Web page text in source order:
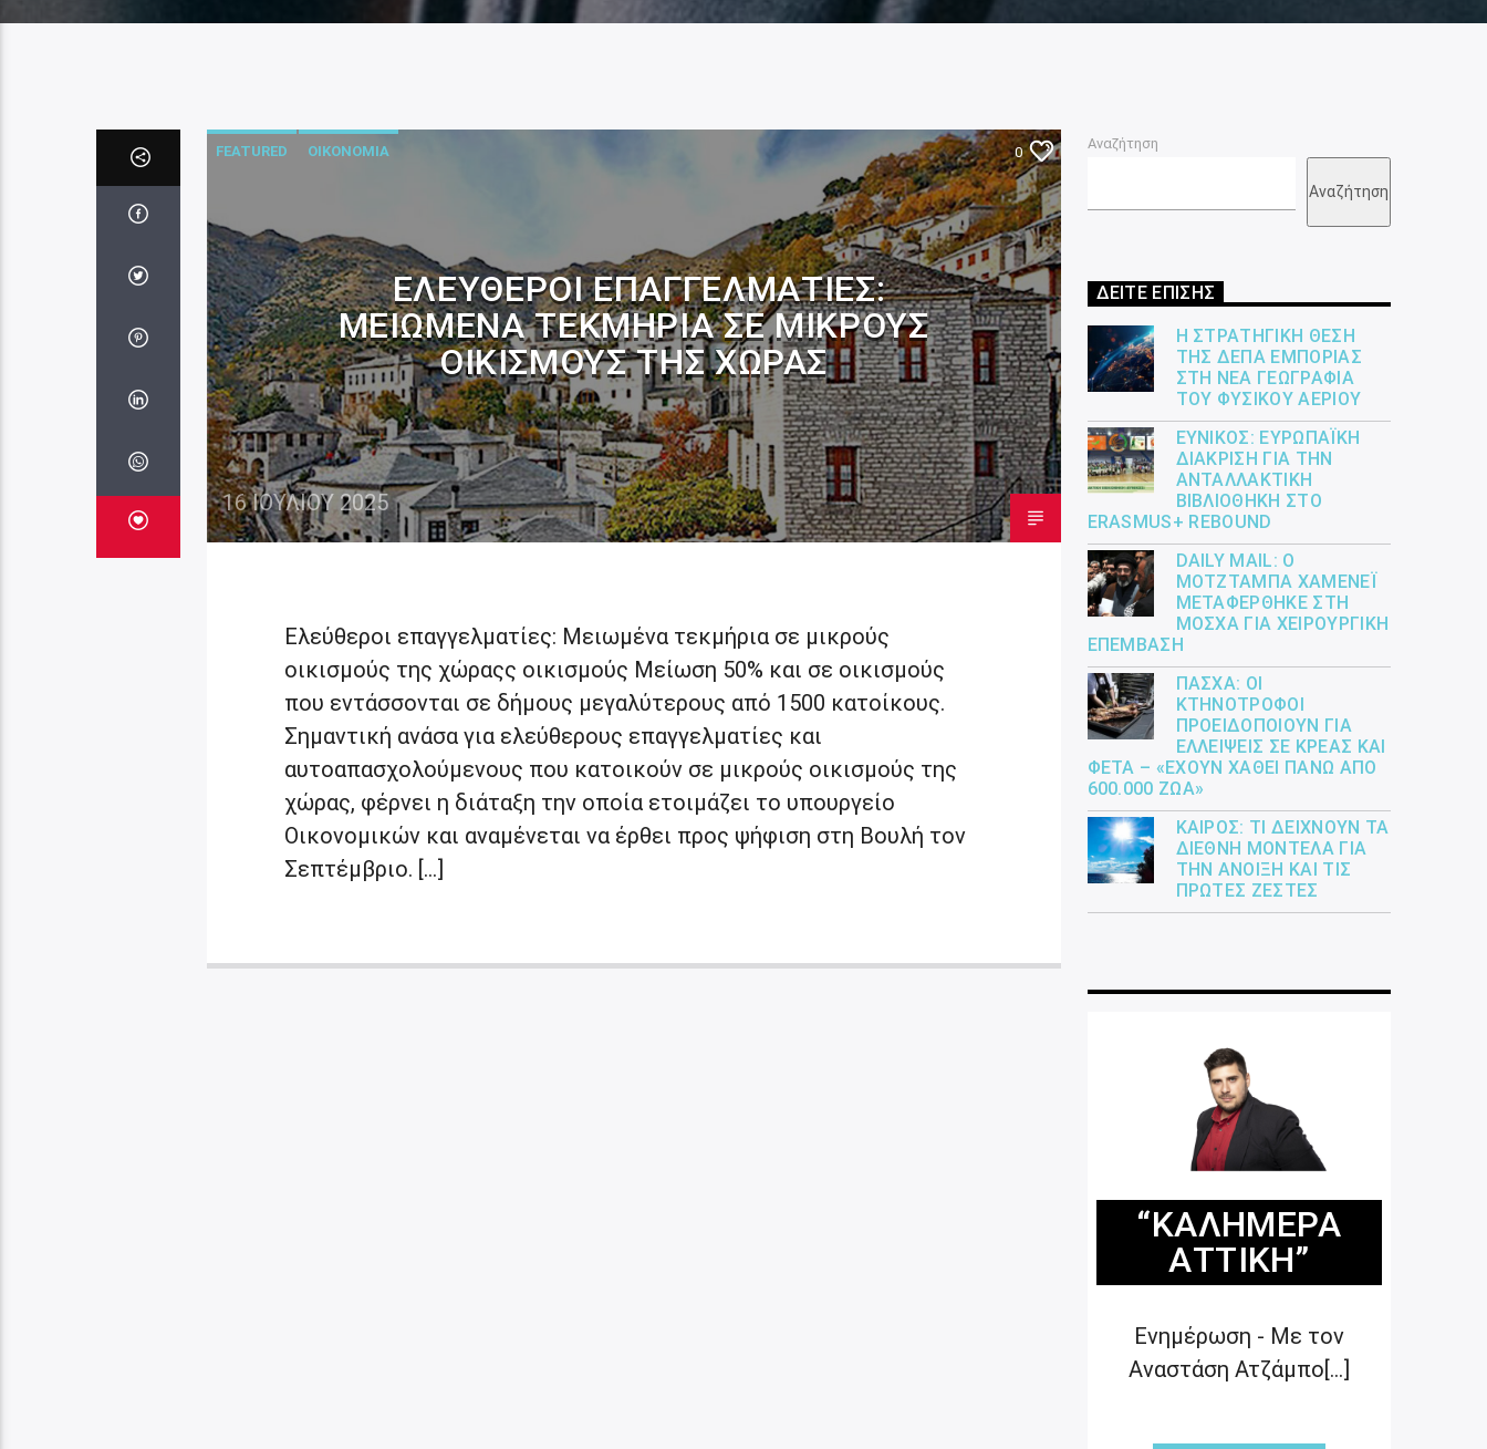
FEATURED ΟΙΚΟΝΟΜΙΑ 0
ΕΛΕΎΘΕΡΟΙ ΕΠΑΓΓΕΛΜΑΤΊΕΣ:
ΜΕΙΩΜΈΝΑ ΤΕΚΜΉΡΙΑ ΣΕ ΜΙΚΡΟΎΣ
ΟΙΚΙΣΜΟΎΣ ΤΗΣ ΧΏΡΑΣ
16 ΙΟΥΛΊΟΥ 2025
Ελεύθεροι επαγγελματίες: Μειωμένα τεκμήρια σε μικρούς
οικισμούς της χώραςς οικισμούς Μείωση 50% και σε οικισμούς
που εντάσσονται σε δήμους μεγαλύτερους από 1500 κατοίκους.
Σημαντική ανάσα για ελεύθερους επαγγελματίες και
αυτοαπασχολούμενους που κατοικούν σε μικρούς οικισμούς της
χώρας, φέρνει η διάταξη την οποία ετοιμάζει το υπουργείο
Οικονομικών και αναμένεται να έρθει προς ψήφιση στη Βουλή τον
Σεπτέμβριο. […]
Αναζήτηση
Αναζήτηση
ΔΕΙΤΕ ΕΠΙΣΗΣ
Η ΣΤΡΑΤΗΓΙΚΉ ΘΈΣΗ
ΤΗΣ ΔΕΠΑ ΕΜΠΟΡΊΑΣ
ΣΤΗ ΝΈΑ ΓΕΩΓΡΑΦΊΑ
ΤΟΥ ΦΥΣΙΚΟΎ ΑΕΡΊΟΥ
ΕΎΝΙΚΟΣ: ΕΥΡΩΠΑΪΚΉ
ΔΙΆΚΡΙΣΗ ΓΙΑ ΤΗΝ
ΑΝΤΑΛΛΑΚΤΙΚΉ
ΒΙΒΛΙΟΘΉΚΗ ΣΤΟ
ERASMUS+ REBOUND
DAILY MAIL: Ο
ΜΟΤΖΤΆΜΠΑ ΧΑΜΕΝΕΪ́
ΜΕΤΑΦΈΡΘΗΚΕ ΣΤΗ
ΜΌΣΧΑ ΓΙΑ ΧΕΙΡΟΥΡΓΙΚΉ
ΕΠΈΜΒΑΣΗ
ΠΆΣΧΑ: ΟΙ
ΚΤΗΝΟΤΡΌΦΟΙ
ΠΡΟΕΙΔΟΠΟΙΟΎΝ ΓΙΑ
ΕΛΛΕΊΨΕΙΣ ΣΕ ΚΡΈΑΣ ΚΑΙ
ΦΈΤΑ – «ΈΧΟΥΝ ΧΑΘΕΊ ΠΆΝΩ ΑΠΌ
600.000 ΖΏΑ»
ΚΑΙΡΌΣ: ΤΙ ΔΕΊΧΝΟΥΝ ΤΑ
ΔΙΕΘΝΉ ΜΟΝΤΈΛΑ ΓΙΑ
ΤΗΝ ΆΝΟΙΞΗ ΚΑΙ ΤΙΣ
ΠΡΏΤΕΣ ΖΈΣΤΕΣ
“ΚΑΛΗΜΈΡΑ
ΑΤΤΙΚΉ”
Ενημέρωση - Με τον
Αναστάση Ατζάμπο[...]